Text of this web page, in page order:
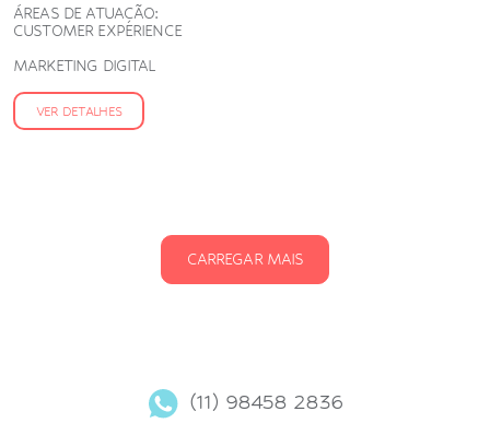
ÁREAS DE ATUAÇÃO:
CUSTOMER EXPERIENCE
MARKETING DIGITAL
VER DETALHES
CARREGAR MAIS
(11) 98458 2836